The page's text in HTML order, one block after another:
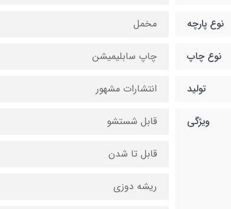
نوع پارچه مخمل
نوع چاپ چاپ سابلیمیشن
تولید انتشارات مشهور
ویژگی قابل شستشو
قابل تا شدن
ریشه دوزی